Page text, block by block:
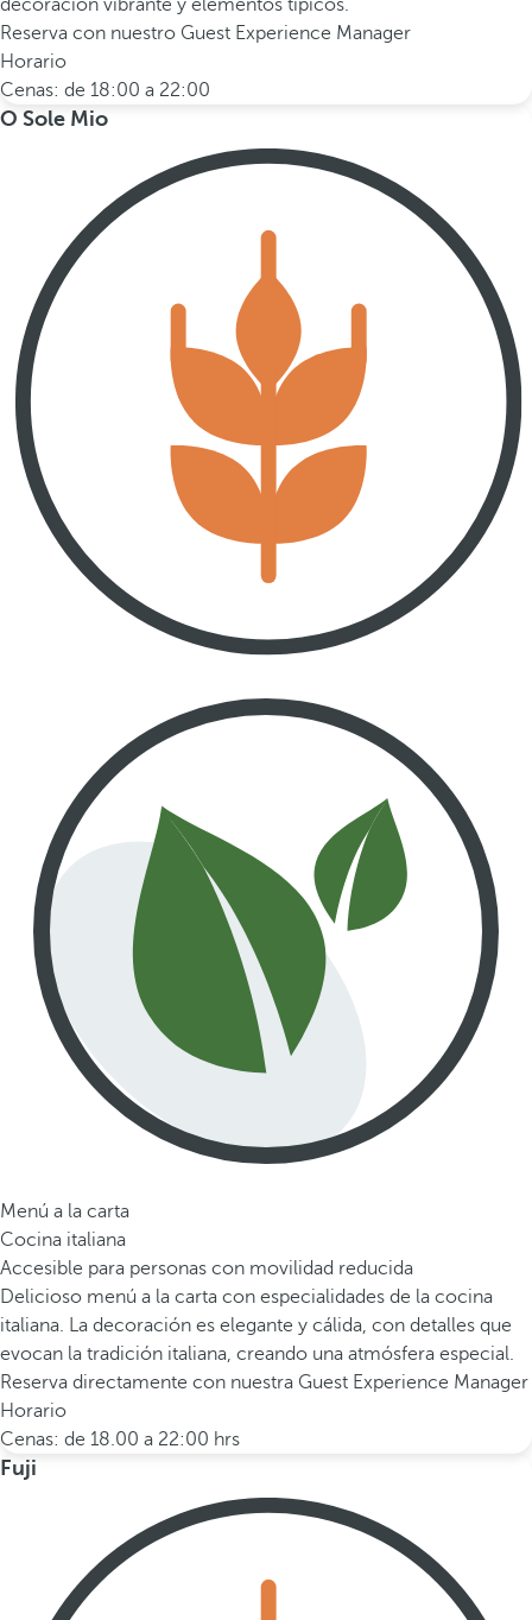
decoración vibrante y elementos típicos.
Reserva con nuestro Guest Experience Manager
Horario
Cenas: de 18:00 a 22:00
O Sole Mio
Menú a la carta
Cocina italiana
Accesible para personas con movilidad reducida
Delicioso menú a la carta con especialidades de la cocina
italiana. La decoración es elegante y cálida, con detalles que
evocan la tradición italiana, creando una atmósfera especial.
Reserva directamente con nuestra Guest Experience Manager
Horario
Cenas: de 18.00 a 22:00 hrs
Fuji